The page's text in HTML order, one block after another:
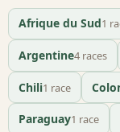
Afrique du Sud1
Argentine4 races
Chili1 race
Paraguay1 race